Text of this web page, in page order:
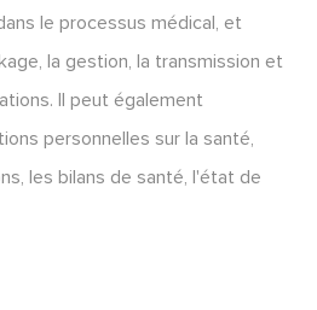
le processus médical, et
la gestion, la transmission et
Il peut également
personnelles sur la santé,
les bilans de santé, l'état de